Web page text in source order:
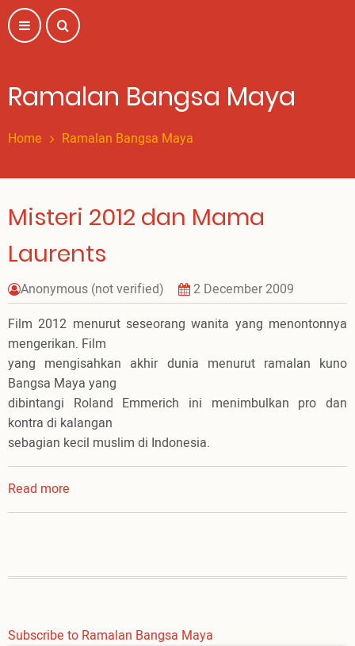
Skip
to
main
Ramalan Bangsa Maya
Home Ramalan Bangsa Maya
Misteri 2012 dan Mama
Laurents
Anonymous (not verified)
2 December 2009
Film 2012 menurut seseorang wanita yang menontonnya
mengerikan. Film
yang mengisahkan akhir dunia menurut ramalan kuno
Bangsa Maya yang
dibintangi Roland Emmerich ini menimbulkan pro dan
kontra di kalangan
sebagian kecil muslim di Indonesia.
Read more
Misteri
Subscribe to Ramalan Bangsa Maya